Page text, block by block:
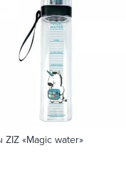
«Magic water»